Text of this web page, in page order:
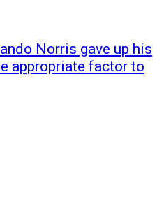
Norris gave up his
appropriate factor to